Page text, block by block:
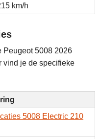
km/h
Peugeot 5008 2026
vind je de specifieke
5008 Electric 210